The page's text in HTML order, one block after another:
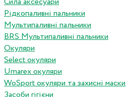
Рідкопаливні пальники
Мультипаливні пальники
BRS Мультипаливні пальники
Окуляри
Select окуляри
Umarex окуляри
WoSport окуляри та захисні маски